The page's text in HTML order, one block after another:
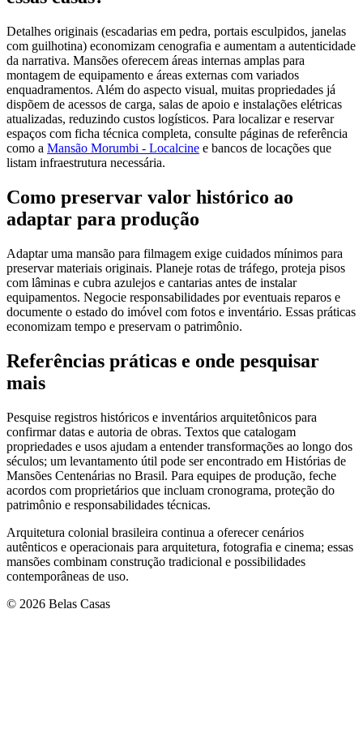
Detalhes originais (escadarias em pedra, portais esculpidos, janelas
com guilhotina) economizam cenografia e aumentam a autenticidade
da narrativa. Mansões oferecem áreas internas amplas para
montagem de equipamento e áreas externas com variados
enquadramentos. Além do aspecto visual, muitas propriedades já
dispõem de acessos de carga, salas de apoio e instalações elétricas
atualizadas, reduzindo custos logísticos. Para localizar e reservar
espaços com ficha técnica completa, consulte páginas de referência
como a Mansão Morumbi - Localcine e bancos de locações que
listam infraestrutura necessária.
Como preservar valor histórico ao
adaptar para produção
Adaptar uma mansão para filmagem exige cuidados mínimos para
preservar materiais originais. Planeje rotas de tráfego, proteja pisos
com lâminas e cubra azulejos e cantarias antes de instalar
equipamentos. Negocie responsabilidades por eventuais reparos e
documente o estado do imóvel com fotos e inventário. Essas práticas
economizam tempo e preservam o patrimônio.
Referências práticas e onde pesquisar
mais
Pesquise registros históricos e inventários arquitetônicos para
confirmar datas e autoria de obras. Textos que catalogam
propriedades e usos ajudam a entender transformações ao longo dos
séculos; um levantamento útil pode ser encontrado em Histórias de
Mansões Centenárias no Brasil. Para equipes de produção, feche
acordos com proprietários que incluam cronograma, proteção do
patrimônio e responsabilidades técnicas.
Arquitetura colonial brasileira continua a oferecer cenários
autênticos e operacionais para arquitetura, fotografia e cinema; essas
mansões combinam construção tradicional e possibilidades
contemporâneas de uso.
© 2026 Belas Casas